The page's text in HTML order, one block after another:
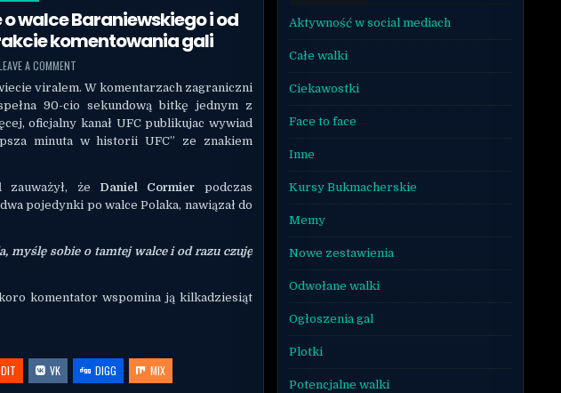
walce Baraniewskiego i od
komentowania gali
A COMMENT
viralem. W komentarzach zagraniczni
90-cio sekundową bitkę jednym z
oficjalny kanał UFC publikujac wywiad
minuta w historii UFC” ze znakiem
zauważył, że Daniel Cormier podczas
pojedynki po walce Polaka, nawiązał do
myślę sobie o tamtej walce i od razu czuję
komentator wspomina ją kilkadziesiąt
VK DIGG MIX
Aktywność w social mediach
Całe walki
Ciekawostki
Face to face
Inne
Kursy Bukmacherskie
Memy
Nowe zestawienia
Odwołane walki
Ogłoszenia gal
Plotki
Potencjalne walki